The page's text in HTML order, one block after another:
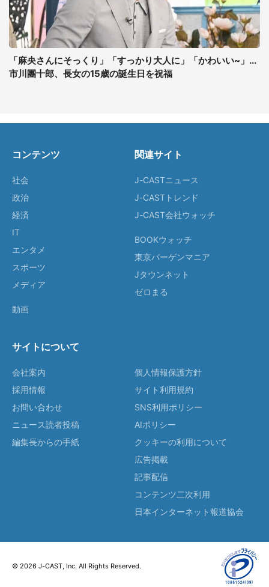
「麻央さんにそっくり」「すっかり大人に」「かわいい~」...
市川團十郎、長女の15歳の誕生日を祝福
コンテンツ
社会
政治
経済
IT
エンタメ
スポーツ
メディア
動画
関連サイト
J-CASTニュース
J-CASTトレンド
J-CAST会社ウォッチ
BOOKウォッチ
東京バーゲンマニア
Jタウンネット
ゼロまる
サイトについて
会社案内
採用情報
お問い合わせ
ニュース読者投稿
編集長からの手紙
個人情報保護方針
サイト利用規約
SNS利用ポリシー
AIポリシー
クッキーの利用について
広告掲載
記事配信
コンテンツ二次利用
日本インターネット報道協会
© 2026 J-CAST, Inc. All Rights Reserved.